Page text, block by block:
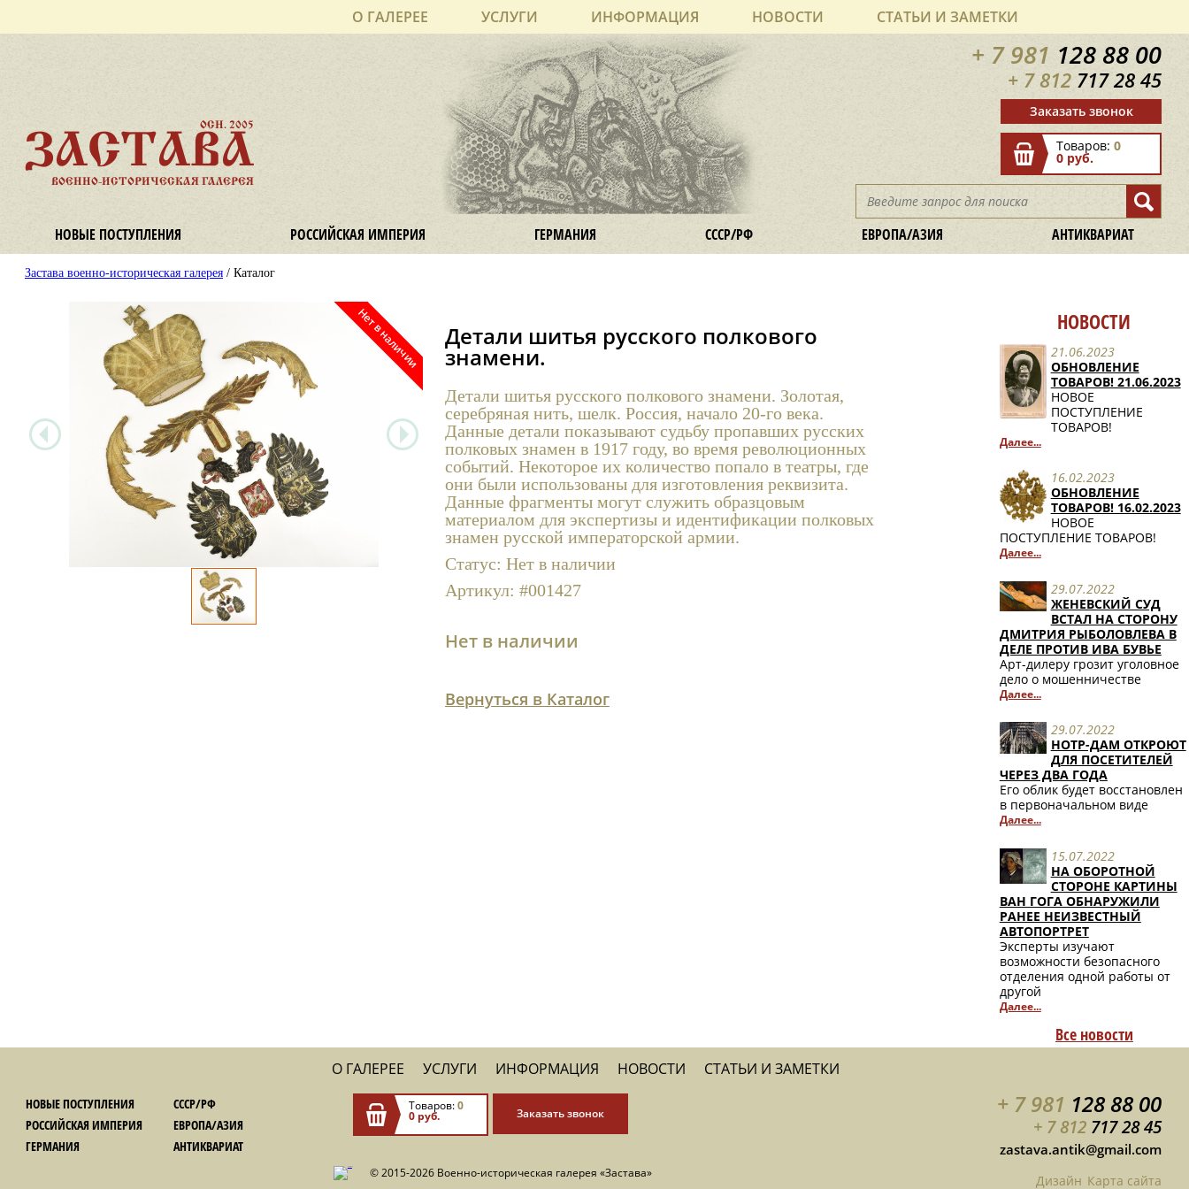
О ГАЛЕРЕЕ УСЛУГИ ИНФОРМАЦИЯ НОВОСТИ СТАТЬИ И ЗАМЕТКИ
ОСН. 2005
ЗАСТАВА
ВОЕННО-ИСТОРИЧЕСКАЯ ГАЛЕРЕЯ
+ 7 981 128 88 00
+ 7 812 717 28 45
Заказать звонок
Товаров:0
0 руб.
НОВЫЕ ПОСТУПЛЕНИЯ РОССИЙСКАЯ ИМПЕРИЯ ГЕРМАНИЯ СССР/РФ ЕВРОПА/АЗИЯ АНТИКВАРИАТ
Застава военно-историческая галерея/ Каталог
Детали шитья русского полкового
знамени.
Детали шитья русского полкового знамени. Золотая,
серебряная нить, шелк. Россия, начало 20-го века.
Данные детали показывают судьбу пропавших русских
полковых знамен в 1917 году, во время революционных
событий. Некоторое их количество попало в театры, где
они были использованы для изготовления реквизита.
Данные фрагменты могут служить образцовым
материалом для экспертизы и идентификации полковых
знамен русской императорской армии.
Статус: Нет в наличии
Артикул: #001427
Нет в наличии
Вернуться в Каталог
НОВОСТИ
21.06.2023
ОБНОВЛЕНИЕ
ТОВАРОВ! 21.06.2023
НОВОЕ
ПОСТУПЛЕНИЕ
ТОВАРОВ!
Далее...
16.02.2023
ОБНОВЛЕНИЕ
ТОВАРОВ! 16.02.2023
НОВОЕ
ПОСТУПЛЕНИЕ ТОВАРОВ!
Далее...
29.07.2022
ЖЕНЕВСКИЙ СУД
ВСТАЛ НА СТОРОНУ
ДМИТРИЯ РЫБОЛОВЛЕВА В
ДЕЛЕ ПРОТИВ ИВА БУВЬЕ
Арт-дилеру грозит уголовное
дело о мошенничестве
Далее...
29.07.2022
НОТР-ДАМ ОТКРОЮТ
ДЛЯ ПОСЕТИТЕЛЕЙ
ЧЕРЕЗ ДВА ГОДА
Его облик будет восстановлен
в первоначальном виде
Далее...
15.07.2022
НА ОБОРОТНОЙ
СТОРОНЕ КАРТИНЫ
ВАН ГОГА ОБНАРУЖИЛИ
РАНЕЕ НЕИЗВЕСТНЫЙ
АВТОПОРТРЕТ
Эксперты изучают
возможности безопасного
отделения одной работы от
другой
Далее...
Все новости
О ГАЛЕРЕЕ УСЛУГИ ИНФОРМАЦИЯ НОВОСТИ СТАТЬИ И ЗАМЕТКИ
НОВЫЕ ПОСТУПЛЕНИЯ
РОССИЙСКАЯ ИМПЕРИЯ
ГЕРМАНИЯ
СССР/РФ
ЕВРОПА/АЗИЯ
АНТИКВАРИАТ
+ 7 981 128 88 00
+ 7 812 717 28 45
zastava.antik@gmail.com
Дизайн Карта сайта
Товаров:0
0 руб. Заказать звонок
© 2015-2026 Военно-историческая галерея «Застава»